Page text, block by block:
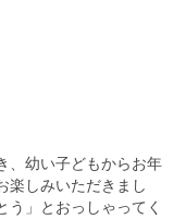
幼い子どもからお年
楽しみいただきまし
う」とおっしゃってく